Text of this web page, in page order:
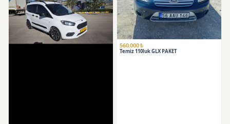
560.000 ₺
Temiz 110luk GLX PAKET